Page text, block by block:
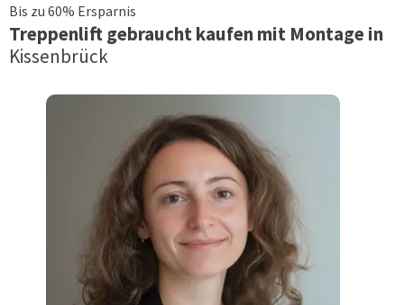
Bis zu 60% Ersparnis
Treppenliftgebraucht kaufen mit Montage in
Kissenbrück